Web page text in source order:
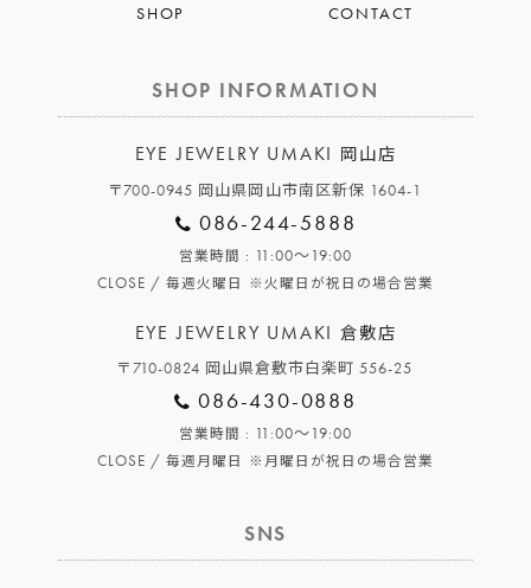
SHOP
CONTACT
SHOP INFORMATION
EYE JEWELRY UMAKI 岡山店
〒700-0945 岡山県岡山市南区新保 1604-1
086-244-5888
営業時間 : 11:00～19:00
CLOSE /毎週火曜日 ※火曜日が祝日の場合営業
EYE JEWELRY UMAKI 倉敷店
〒710-0824 岡山県倉敷市白楽町 556-25
086-430-0888
営業時間 : 11:00～19:00
CLOSE /毎週月曜日 ※月曜日が祝日の場合営業
SNS